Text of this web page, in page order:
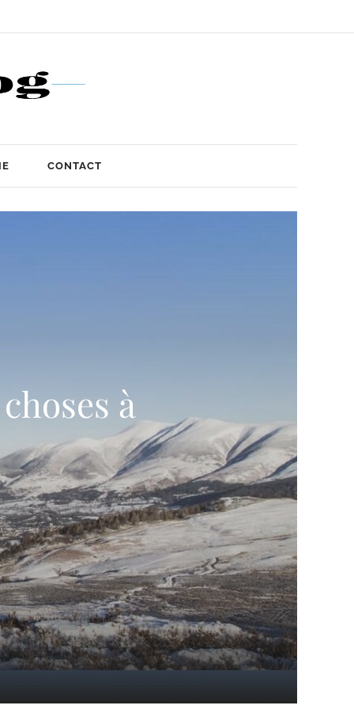
CONTACT
à